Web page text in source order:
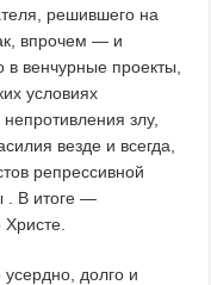
решившего на
впрочем — и
венчурные проекты,
условиях
злу,
везде и всегда,
репрессивной
. В итоге —
усердно, долго и